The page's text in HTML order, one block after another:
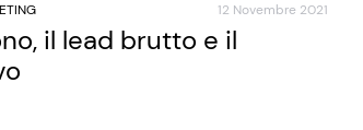
12 Novembre 2021
il lead brutto e il